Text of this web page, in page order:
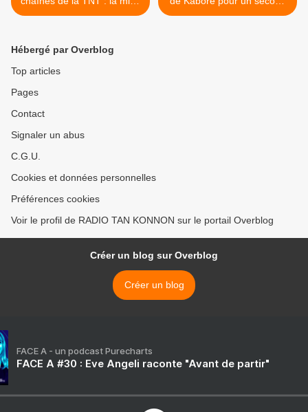
au point du ministère de la
mandat prévue pour le 28
Hébergé par Overblog
Top articles
Pages
Contact
Signaler un abus
C.G.U.
Cookies et données personnelles
Préférences cookies
Voir le profil de RADIO TAN KONNON sur le portail Overblog
Créer un blog sur Overblog
Créer un blog
FACE A - un podcast Purecharts
FACE A #30 : Eve Angeli raconte "Avant de partir"